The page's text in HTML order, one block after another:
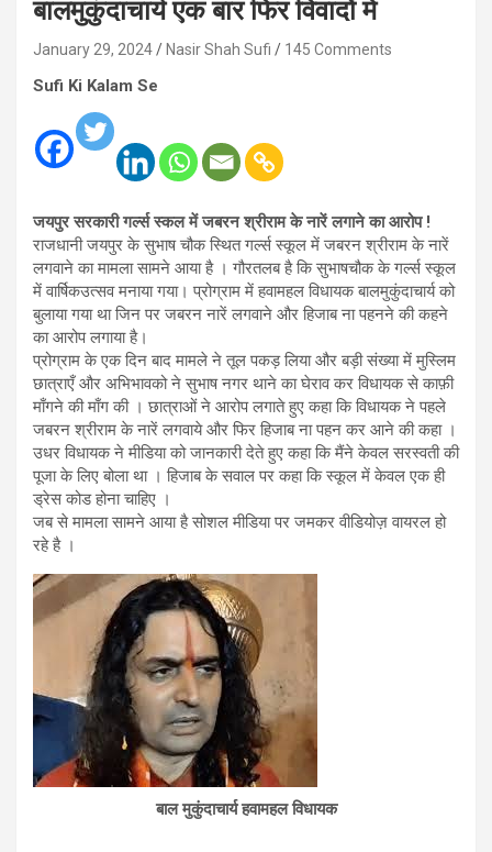
बालमुकुंदाचार्य एक बार फिर विवादों में
January 29, 2024 Nasir Shah Sufi 145 Comments
Sufi Ki Kalam Se
जयपुर सरकारी गर्ल्स स्कल में जबरन श्रीराम के नारें लगाने का आरोप !
राजधानी जयपुर के सुभाष चौक स्थित गर्ल्स स्कूल में जबरन श्रीराम के नारें
लगवाने का मामला सामने आया है । गौरतलब है कि सुभाषचौक के गर्ल्स स्कूल
में वार्षिकउत्सव मनाया गया। प्रोग्राम में हवामहल विधायक बालमुकुंदाचार्य को
बुलाया गया था जिन पर जबरन नारें लगवाने और हिजाब ना पहनने की कहने
का आरोप लगाया है।
प्रोग्राम के एक दिन बाद मामले ने तूल पकड़ लिया और बड़ी संख्या में मुस्लिम
छात्राएँ और अभिभावको ने सुभाष नगर थाने का घेराव कर विधायक से काफ़ी
माँगने की माँग की । छात्राओं ने आरोप लगाते हुए कहा कि विधायक ने पहले
जबरन श्रीराम के नारें लगवाये और फिर हिजाब ना पहन कर आने की कहा ।
उधर विधायक ने मीडिया को जानकारी देते हुए कहा कि मैंने केवल सरस्वती की
पूजा के लिए बोला था । हिजाब के सवाल पर कहा कि स्कूल में केवल एक ही
ड्रेस कोड होना चाहिए ।
जब से मामला सामने आया है सोशल मीडिया पर जमकर वीडियोज़ वायरल हो
रहे है ।
बाल मुकुंदाचार्य हवामहल विधायक